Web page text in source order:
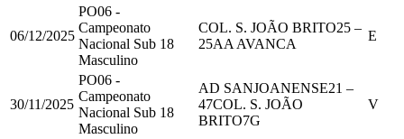
06/12/2025
PO06 -
Campeonato
Nacional Sub 18
Masculino
COL. S. JOÃO BRITO25 –
25AA AVANCA
E
30/11/2025
PO06 -
Campeonato
Nacional Sub 18
Masculino
AD SANJOANENSE21 –
47COL. S. JOÃO
BRITO7G
V